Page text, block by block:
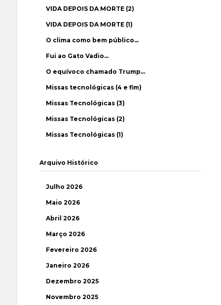
VIDA DEPOIS DA MORTE (2)
VIDA DEPOIS DA MORTE (1)
O clima como bem público…
Fui ao Gato Vadio…
O equívoco chamado Trump…
Missas tecnológicas (4 e fim)
Missas Tecnológicas (3)
Missas Tecnológicas (2)
Missas Tecnológicas (1)
Arquivo Histórico
Julho 2026
Maio 2026
Abril 2026
Março 2026
Fevereiro 2026
Janeiro 2026
Dezembro 2025
Novembro 2025